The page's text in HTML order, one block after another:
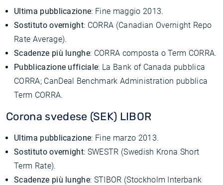
Ultima pubblicazione: Fine maggio 2013.
Sostituto overnight: CORRA (Canadian Overnight Repo
Rate Average).
Scadenze più lunghe: CORRA composta o Term CORRA.
Pubblicazione ufficiale: La Bank of Canada pubblica
CORRA; CanDeal Benchmark Administration pubblica
Term CORRA.
Corona svedese (SEK) LIBOR
Ultima pubblicazione: Fine marzo 2013.
Sostituto overnight: SWESTR (Swedish Krona Short
Term Rate).
Scadenze più lunghe: STIBOR (Stockholm Interbank